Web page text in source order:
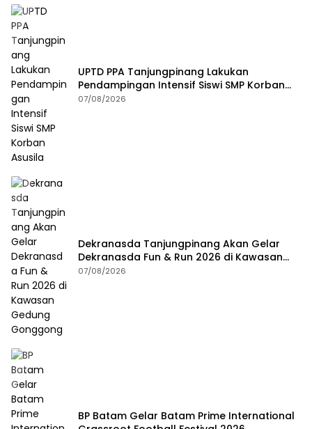
UPTD PPA Tanjungpinang Lakukan
Pendampingan Intensif Siswi SMP Korban
Asusila
07/08/2026
Dekranasda Tanjungpinang Akan Gelar
Dekranasda Fun & Run 2026 di Kawasan
Gedung Gonggong
07/08/2026
BP Batam Gelar Batam Prime International